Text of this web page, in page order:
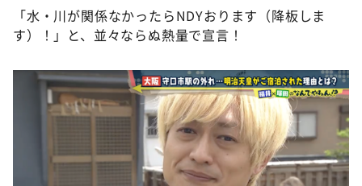
「水・川が関係なかったらNDYおります（降板しま
す）！」と、並々ならぬ熱量で宣言！